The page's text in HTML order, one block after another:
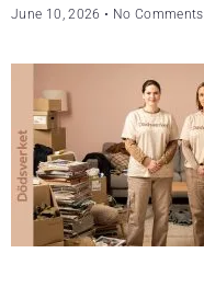
June 10, 2026
No Comments